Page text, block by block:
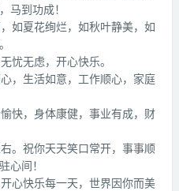
马到功成！
如夏花绚烂，如秋叶静美，如
忧无虑，开心快乐。
，生活如意，工作顺心，家庭
快，身体康健，事业有成，财
。祝你天天笑口常开，事事顺
心间！
心快乐每一天，世界因你而美